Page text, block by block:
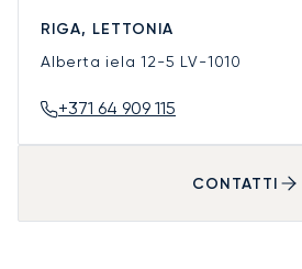
RIGA, LETTONIA
Alberta iela 12-5 LV-1010
+371 64 909 115
CONTATTI